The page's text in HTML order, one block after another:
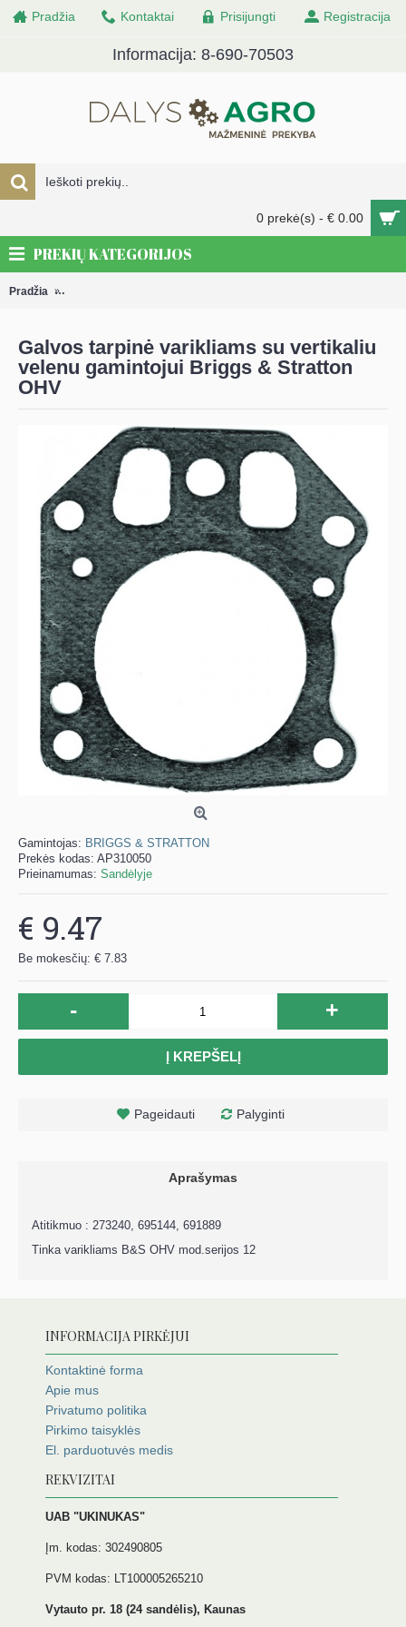
Pradžia Kontaktai Prisijungti Registracija
Informacija: 8-690-70503
0 prekė(s) - € 0.00
PREKIŲ KATEGORIJOS
Pradžia Galvos tarpinė varikliams su vertikaliu velenu gamintojui Briggs &
Galvos tarpinė varikliams su vertikaliu
velenu gamintojui Briggs & Stratton
OHV
Gamintojas: BRIGGS & STRATTON
Prekės kodas: AP310050
Prieinamumas: Sandėlyje
€ 9.47
Be mokesčių: € 7.83
- +
Į KREPŠELĮ
Pageidauti Palyginti
Aprašymas
Atitikmuo : 273240, 695144, 691889
Tinka varikliams B&S OHV mod.serijos 12
INFORMACIJA PIRKĖJUI
Kontaktinė forma
Apie mus
Privatumo politika
Pirkimo taisyklės
El. parduotuvės medis
REKVIZITAI
UAB "UKINUKAS"
Įm. kodas: 302490805
PVM kodas: LT100005265210
Vytauto pr. 18 (24 sandėlis), Kaunas